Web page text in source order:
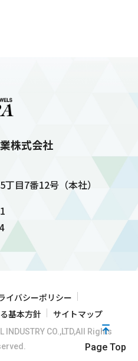
Page Top
株式会社
目7番12号（本社）
イバシーポリシー
基本方針
サイトマップ
CO.,LTD,All Rights